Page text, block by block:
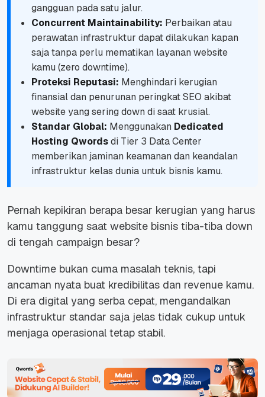
gangguan pada satu jalur.
Concurrent Maintainability: Perbaikan atau
perawatan infrastruktur dapat dilakukan kapan
saja tanpa perlu mematikan layanan website
kamu (zero downtime).
Proteksi Reputasi: Menghindari kerugian
finansial dan penurunan peringkat SEO akibat
website yang sering down di saat krusial.
Standar Global: Menggunakan Dedicated
Hosting Qwordsdi Tier 3 Data Center
memberikan jaminan keamanan dan keandalan
infrastruktur kelas dunia untuk bisnis kamu.
Pernah kepikiran berapa besar kerugian yang harus
kamu tanggung saat website bisnis tiba-tiba down
di tengah campaign besar?
Downtime bukan cuma masalah teknis, tapi
ancaman nyata buat kredibilitas dan revenue kamu.
Di era digital yang serba cepat, mengandalkan
infrastruktur standar saja jelas tidak cukup untuk
menjaga operasional tetap stabil.